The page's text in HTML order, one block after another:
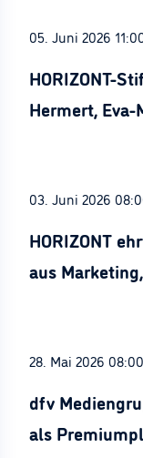
05. Juni 2026
HORIZONT-
Hermert,
03. Juni 2026
HORIZONT
aus
28. Mai 2026 08:00
dfv
als